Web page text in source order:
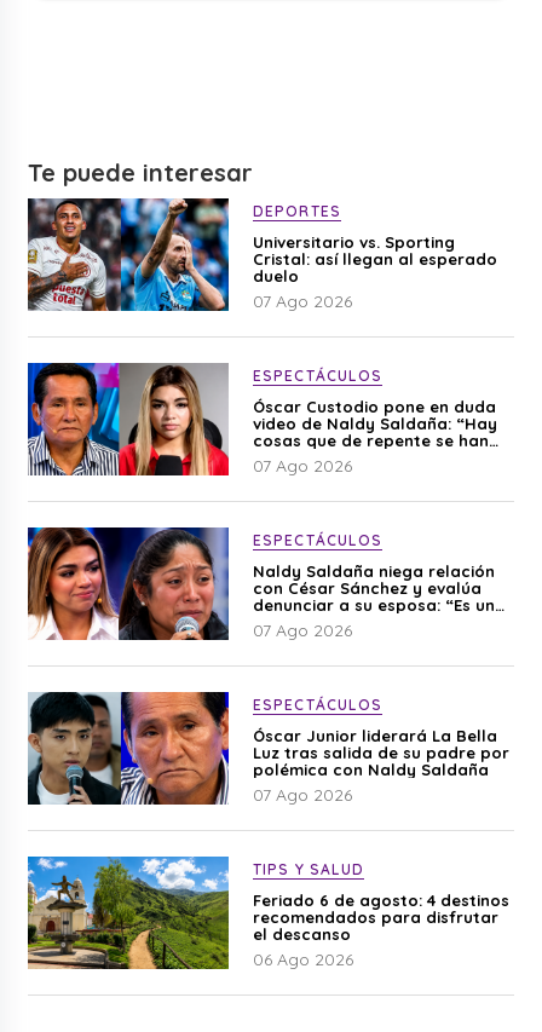
Te puede interesar
DEPORTES
Universitario vs. Sporting
Cristal: así llegan al esperado
duelo
07 Ago 2026
ESPECTÁCULOS
Óscar Custodio pone en duda
video de Naldy Saldaña: “Hay
cosas que de repente se han
editado”
07 Ago 2026
ESPECTÁCULOS
Naldy Saldaña niega relación
con César Sánchez y evalúa
denunciar a su esposa: “Es una
difamación”
07 Ago 2026
ESPECTÁCULOS
Óscar Junior liderará La Bella
Luz tras salida de su padre por
polémica con Naldy Saldaña
07 Ago 2026
TIPS Y SALUD
Feriado 6 de agosto: 4 destinos
recomendados para disfrutar
el descanso
06 Ago 2026